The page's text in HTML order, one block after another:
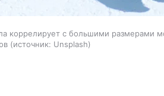
коррелирует с большими размерами
источник: Unsplash